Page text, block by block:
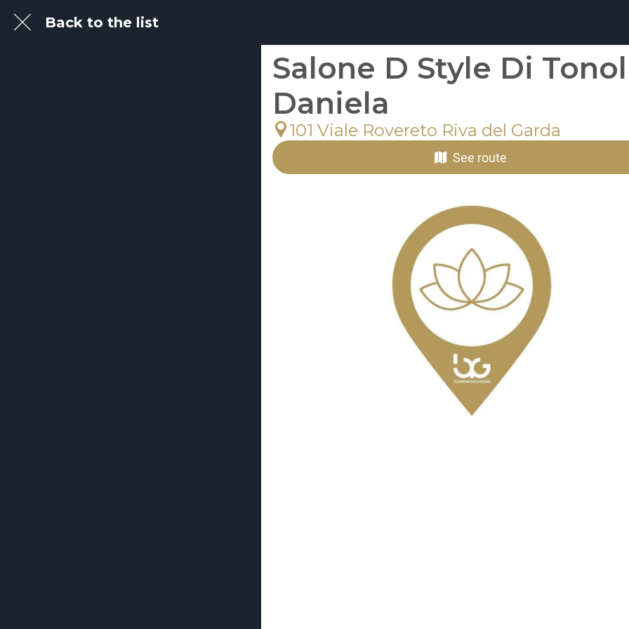
Back to the list
Salone D Style Di
Daniela
101 Viale Rovereto Riva del Garda
See route